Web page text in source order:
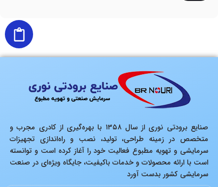
صنایع برودتی نوری از سال ۱۳۵۸ با بهره‌گیری از کادری مجرب و
متخصص در زمینه طراحی، تولید، نصب و راه‌اندازی تجهیزات
سرمایشی و تهویه مطبوع فعالیت خود را آغاز کرده است و توانسته
است با ارائه محصولات و خدمات باکیفیت، جایگاه ویژه‌ای در صنعت
سرمایشی کشور بدست آورد